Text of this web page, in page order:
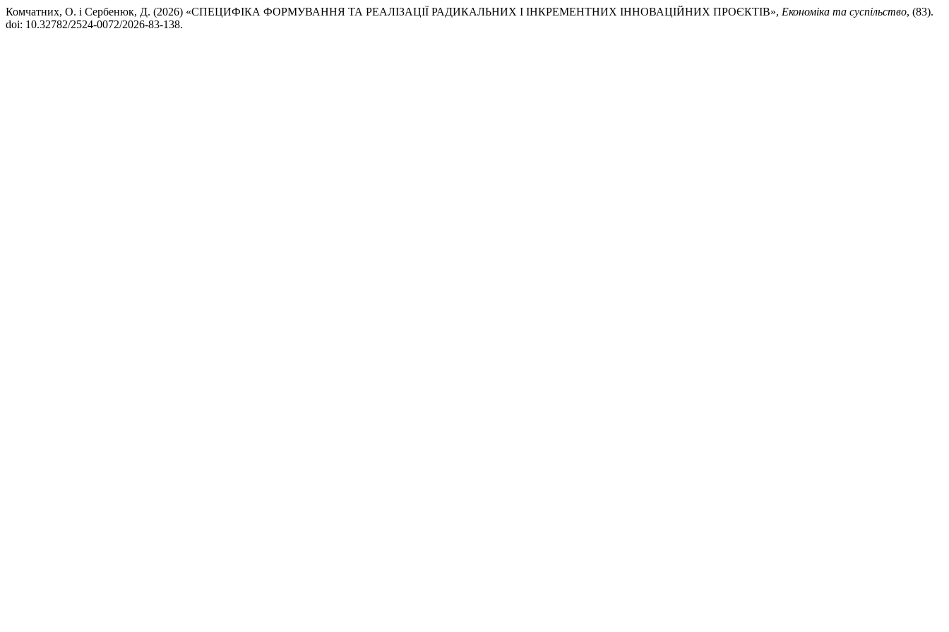
Комчатних, О. і Сербенюк, Д. (2026) «СПЕЦИФІКА ФОРМУВАННЯ ТА РЕАЛІЗАЦІЇ РАДИКАЛЬНИХ І ІНКРЕМЕНТНИХ ІННОВАЦІЙНИХ ПРОЄКТІВ», Економіка та суспільство, (83).
doi: 10.32782/2524-0072/2026-83-138.